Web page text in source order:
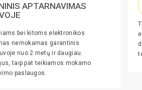
APTARNAVIMAS
bei kitoms elektronikos
nemokamas garantinis
nuo 2 metų ir daugiau.
taip pat teikiamos mokamo
paslaugos.